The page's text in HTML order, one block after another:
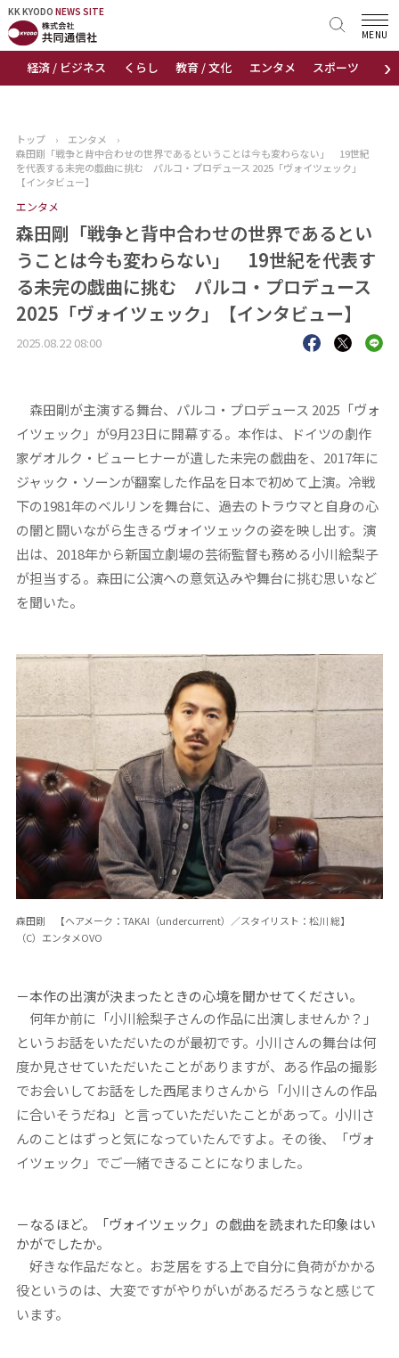
KK KYODO NEWS SITE
›
経済 / ビジネス くらし 教育 / 文化 エンタメ スポーツ 地域
MENU
KK KYODONEWS SITE
トップページ
ニュース
おすすめコンテンツ
出版物
会社概要
トップ › エンタメ
›
森田剛「戦争と背中合わせの世界であるということは今も変わらない」 19世紀
を代表する未完の戯曲に挑む パルコ・プロデュース 2025「ヴォイツェック」
【インタビュー】
エンタメ
森田剛「戦争と背中合わせの世界であるとい
うことは今も変わらない」 19世紀を代表す
る未完の戯曲に挑む パルコ・プロデュース
2025「ヴォイツェック」【インタビュー】
2025.08.22 08:00
森田剛が主演する舞台、パルコ・プロデュース 2025「ヴォ
イツェック」が9月23日に開幕する。本作は、ドイツの劇作
家ゲオルク・ビューヒナーが遺した未完の戯曲を、2017年に
ジャック・ソーンが翻案した作品を日本で初めて上演。冷戦
下の1981年のベルリンを舞台に、過去のトラウマと自身の心
の闇と闘いながら生きるヴォイツェックの姿を映し出す。演
出は、2018年から新国立劇場の芸術監督も務める小川絵梨子
が担当する。森田に公演への意気込みや舞台に挑む思いなど
を聞いた。
森田剛 【ヘアメーク：TAKAI（undercurrent）／スタイリスト：松川 総】
（C）エンタメOVO
－本作の出演が決まったときの心境を聞かせてください。
何年か前に「小川絵梨子さんの作品に出演しませんか？」
というお話をいただいたのが最初です。小川さんの舞台は何
度か見させていただいたことがありますが、ある作品の撮影
でお会いしてお話をした西尾まりさんから「小川さんの作品
に合いそうだね」と言っていただいたことがあって。小川さ
んのことはずっと気になっていたんですよ。その後、「ヴォ
イツェック」でご一緒できることになりました。
－なるほど。
「ヴォイツェック」の戯曲を読まれた印象はい
かがでしたか。
好きな作品だなと。お芝居をする上で自分に負荷がかかる
役というのは、大変ですがやりがいがあるだろうなと感じて
います。